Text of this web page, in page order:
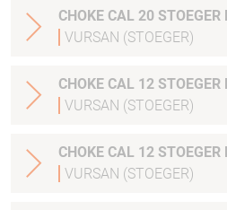
CHOKE CAL 20
VURSAN (STOEGER)
CHOKE CAL
VURSAN (STOEGER)
CHOKE CAL
VURSAN (STOEGER)